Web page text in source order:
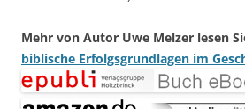
Mehr von Autor Uwe Melzer lesen
biblische Erfolgsgrundlagen im